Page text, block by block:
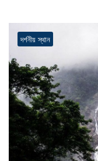
দর্শনীয় স্থান